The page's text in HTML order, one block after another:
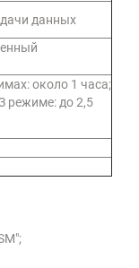
данных
около 1 часа;
режиме: до 2,5